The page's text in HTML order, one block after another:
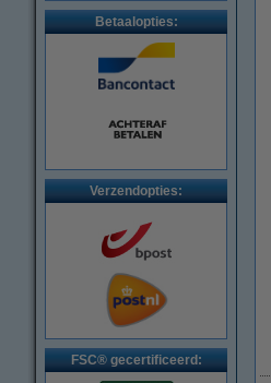
Betaalopties:
Verzendopties:
FSC® gecertificeerd: